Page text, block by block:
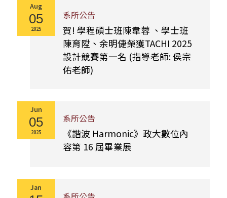
Aug
05
2025
系所公告
賀! 學程碩士班陳韋蓉 、學士班
陳育陞、余明倢榮獲TACHI 2025
設計競賽第一名 (指導老師: 侯宗
佑老師)
Jun
05
2025
系所公告
《諧波 Harmonic》政大數位內
容第 16 屆畢業展
Jan